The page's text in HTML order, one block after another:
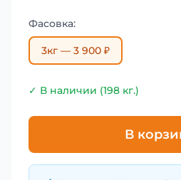
Фасовка:
3кг — 3 900 ₽
✓ В наличии (198 кг.)
В